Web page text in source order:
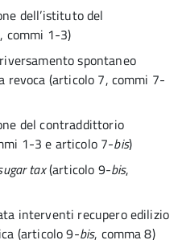
dell’istituto del
commi 1-3)
spontaneo
revoca (articolo 7, commi 7-
del contraddittorio
1-3 e articolo 7-bis)
tax(articolo 9-bis,
interventi recupero edilizio
(articolo 9-bis, comma 8)